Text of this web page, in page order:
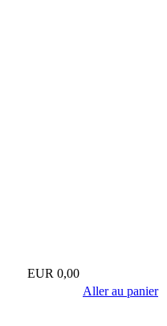
EUR 0,00
Aller au panier